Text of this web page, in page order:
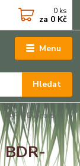
Menu
Hledat
0 ks
za 0 Kč
VARI - Bubnová
BDR-